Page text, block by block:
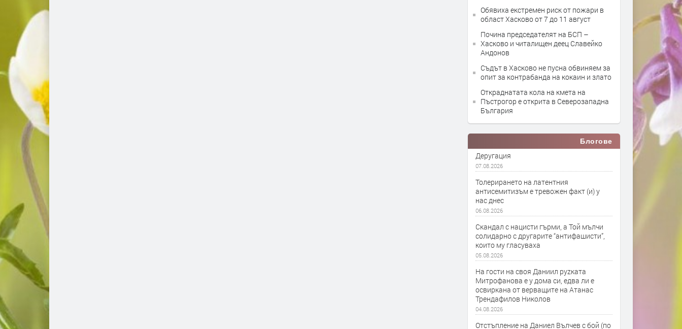
Обявиха екстремен риск от пожари в
област Хасково от 7 до 11 август
Почина председателят на БСП –
Хасково и читалищен деец Славейко
Андонов
Съдът в Хасково не пусна обвиняем за
опит за контрабанда на кокаин и злато
Откраднатата кола на кмета на
Пъстрогор е открита в Северозападна
България
Блогове
Деругация
07.08.2026
Толерирането на латентния
антисемитизъм е тревожен факт (и) у
нас днес
06.08.2026
Скандал с нацисти гърми, а Той мълчи
солидарно с другарите “антифашисти”,
които му гласуваха
05.08.2026
На гости на своя Даниил руzката
Митрофанова е у дома си, едва ли е
освиркана от верващите на Атанас
Трендафилов Николов
04.08.2026
Отстъпление на Даниел Вълчев с бой (по